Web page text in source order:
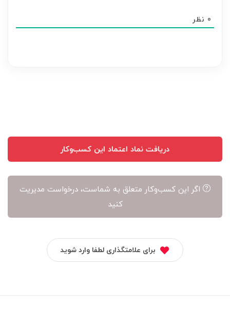
هر
0 نظر
دریافت نماد اعتماد این کسب‌وکار
اگر این کسب‌وکار متعلق به شماست، درخواست مدیریت
کنید
برای علامتگذاری لطفا وارد شوید